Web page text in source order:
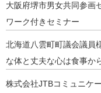
大阪府堺市男女共同参画
ワーク付きセミナー
北海道八雲町町議会議員
な体と丈夫な心は食事か
株式会社JTBコミュニケ